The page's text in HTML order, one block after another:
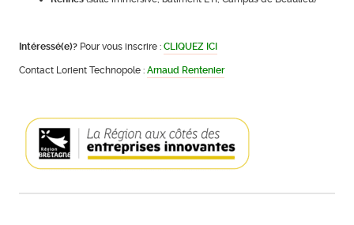
Intéressé(e)?Pour vous inscrire : CLIQUEZ ICI
Contact Lorient Technopole : Arnaud Rentenier